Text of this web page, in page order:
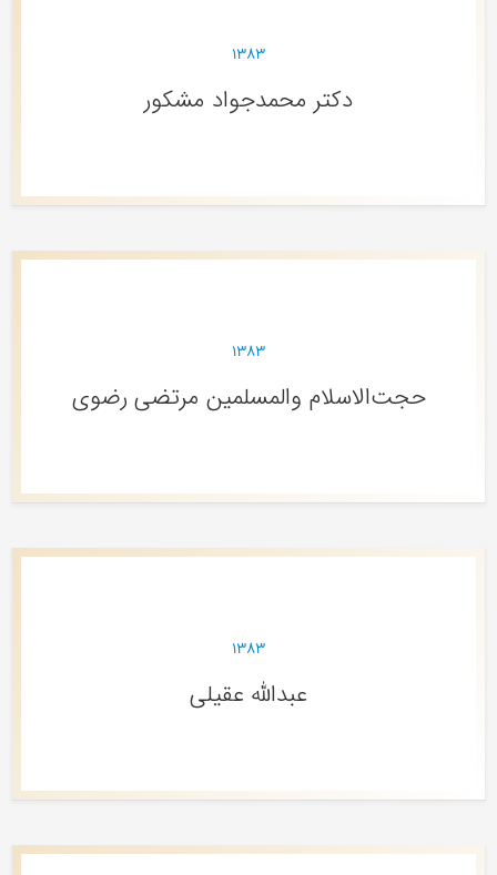
۱۳۸۳
دکتر محمدجواد مشکور
۱۳۸۳
حجت‌الاسلام والمسلمین مرتضی رضوی
۱۳۸۳
عبدالله عقیلی